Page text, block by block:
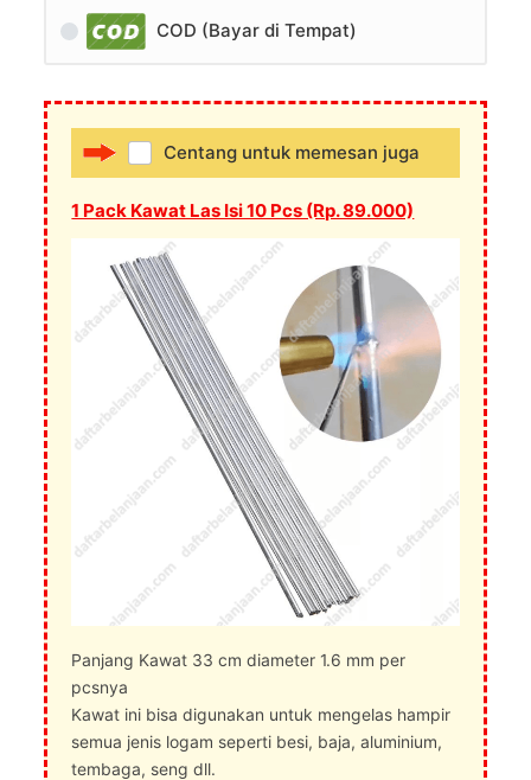
COD (Bayar di Tempat)
Centang untuk memesan juga
1 Pack Kawat Las Isi 10 Pcs (Rp. 89.000)
Panjang Kawat 33 cm diameter 1.6 mm per
pcsnya
Kawat ini bisa digunakan untuk mengelas hampir
semua jenis logam seperti besi, baja, aluminium,
tembaga, seng dll.